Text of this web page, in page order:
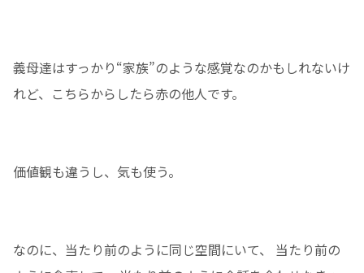
義母達はすっかり“家族”のような感覚なのかもしれないけ
れど、こちらからしたら赤の他人です。
価値観も違うし、気も使う。
なのに、当たり前のように同じ空間にいて、 当たり前の